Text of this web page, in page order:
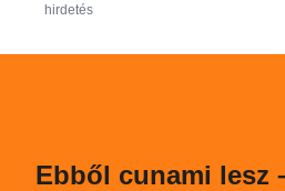
hirdetés
Ebből cunami lesz